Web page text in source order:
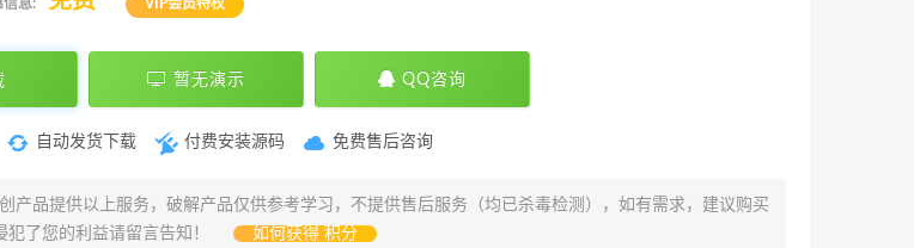
信息: VIP会员特权
暂无演示 QQ咨询
自动发货下载 付费安装源码 免费售后咨询
产品提供以上服务，破解产品仅供参考学习，不提供售后服务（均已杀毒检测），如有需求，建议购买
犯了您的利益请留言告知！
如何获得 积分